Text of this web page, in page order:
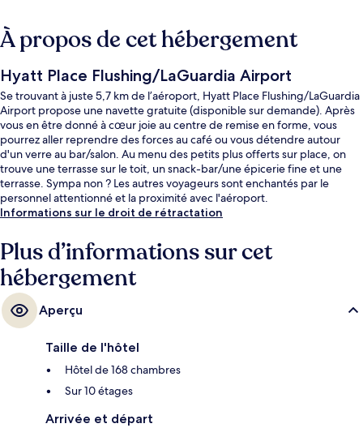
À propos de cet hébergement
Hyatt Place Flushing/LaGuardia Airport
Se trouvant à juste 5,7 km de l’aéroport, Hyatt Place Flushing/LaGuardia
Airport propose une navette gratuite (disponible sur demande). Après
vous en être donné à cœur joie au centre de remise en forme, vous
pourrez aller reprendre des forces au café ou vous détendre autour
d'un verre au bar/salon. Au menu des petits plus offerts sur place, on
trouve une terrasse sur le toit, un snack-bar/une épicerie fine et une
terrasse. Sympa non ? Les autres voyageurs sont enchantés par le
personnel attentionné et la proximité avec l'aéroport.
Informations sur le droit de rétractation
Plus d’informations sur cet
hébergement
Aperçu
Taille de l'hôtel
Hôtel de 168 chambres
Sur 10 étages
Arrivée et départ